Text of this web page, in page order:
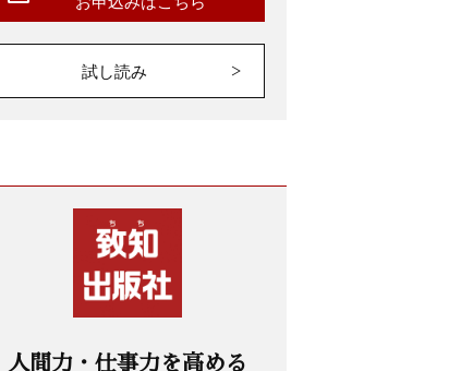
試し読み
人間力・仕事力を高める